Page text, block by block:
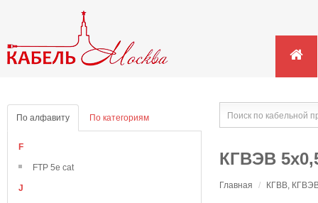
По алфавиту По категориям
F
FTP 5e cat
J
КГВЭВ
Главная / КГВВ,